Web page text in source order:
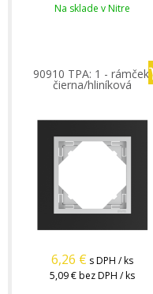
Na sklade v Nitre
90910 TPA: 1 - rámček,
čierna/hliníková
6,26 € s DPH / ks
5,09 €bez DPH / ks